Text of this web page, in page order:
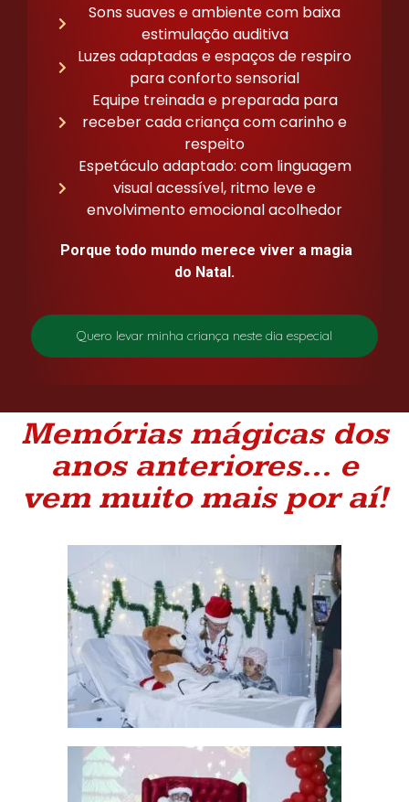
Sons suaves e ambiente com baixa
estimulação auditiva
Luzes adaptadas e espaços de respiro
para conforto sensorial
Equipe treinada e preparada para
receber cada criança com carinho e
respeito
Espetáculo adaptado: com linguagem
visual acessível, ritmo leve e
envolvimento emocional acolhedor
Porque todo mundo merece viver a magia
do Natal.
Quero levar minha criança neste dia especial
Memórias mágicas dos
anos anteriores… e
vem muito mais por aí!